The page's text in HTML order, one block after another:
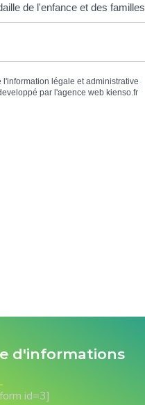
de l'enfance et des familles
l'information légale et administrative
par l'agence web kienso.fr
d'informations
id=3]